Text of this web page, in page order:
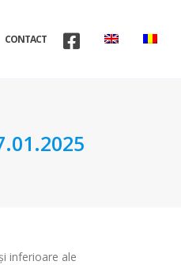
CONTACT
inferioare ale